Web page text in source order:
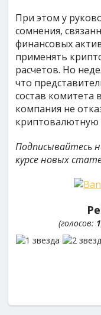
При этом у
сомнения,
финансовых
применять
расчетов. Но
что
состав
компания не
криптовалютную
Подписывайтесь
курсе новых
(голосов: 1